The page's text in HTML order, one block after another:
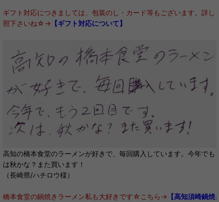
ギフト対応につきましては、包装のし・カード等もございます。詳し
照下さいね☆→ 【ギフト対応について】
高知の橋本食堂のラーメンが好きで、毎回購入しています。今年でも
は秋かな？また買います！
（長崎県/ハチロウ様）
橋本食堂の鍋焼きラーメン私も大好きです☆こちら→ 【高知須崎鍋